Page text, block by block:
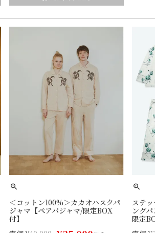
＜コットン100%＞カカオハスクパ
ジャマ【ペアパジャマ/限定BOX
付】
ステ
ング
限定